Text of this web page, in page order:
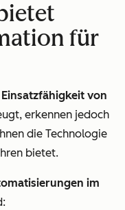
für
Einsatzfähigkeit von
erkennen jedoch
die Technologie
bietet.
im